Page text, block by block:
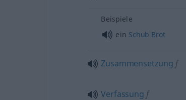
Beispiele
ein Schub Brot
Zusammensetzung f
Verfassung f